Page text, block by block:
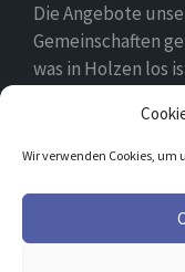
Wir verwenden Cookies, um
Die Angebote
Gemeinschaften
was in Holzen los
und hoffen, dass